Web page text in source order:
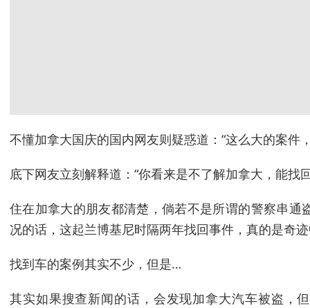
不懂加拿大国庆的国内网友则疑惑道：“这么大的案件
底下网友立刻解释道：“你看来是不了解加拿大，能找
住在加拿大的朋友都清楚，倘若不是所谓的警察串通
况的话，这起兰博基尼时隔两年找回事件，真的是奇
找到车的案例其实不少，但是…
其实如果搜查新闻的话，会发现加拿大汽车被盗，